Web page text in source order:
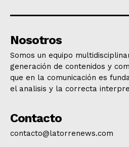
Nosotros
Somos un equipo
generación de contenidos y
que en la comunicación es
el analisis y la correcta
Contacto
contacto@latorrenews.com